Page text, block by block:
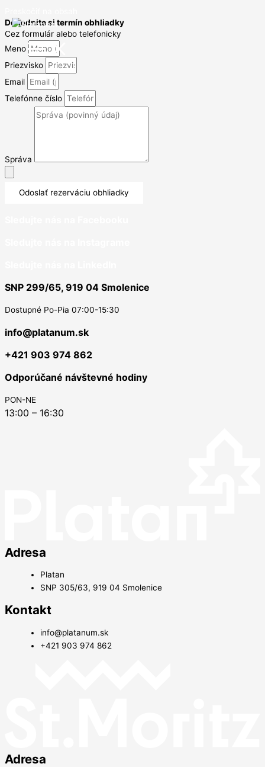
Dohodnite si termín obhliadky
Cez formulár alebo telefonicky
Meno
Priezvisko
Email
Telefónne číslo
Správa
Odoslať rezerváciu obhliadky
SNP 299/65, 919 04 Smolenice
Dostupné Po-Pia 07:00-15:30
info@platanum.sk
+421 903 974 862
Odporúčané návštevné hodiny
PON-NE
13:00 – 16:30
Adresa
Platan
SNP 305/63, 919 04 Smolenice
Kontakt
info@platanum.sk
+421 903 974 862
Adresa